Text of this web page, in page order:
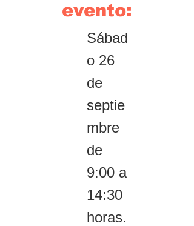
evento:
Sábad
o 26
de
septie
mbre
de
9:00 a
14:30
horas.